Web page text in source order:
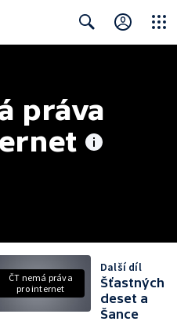
práva
ČT nemá práva
pro internet
Další díl
Šťastných
deset a
Šance